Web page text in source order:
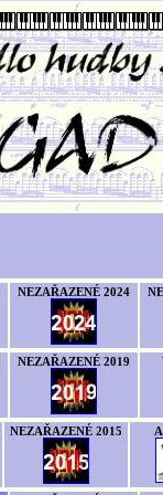
NEZAŘAZENÉ 2024
NEZAŘAZENÉ 2019
NEZAŘAZENÉ 2015